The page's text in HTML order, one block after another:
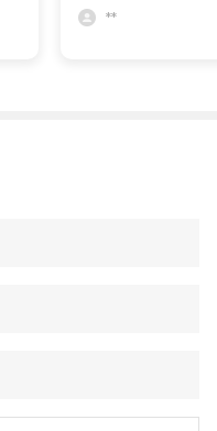
박정열 대리님의 추천
**